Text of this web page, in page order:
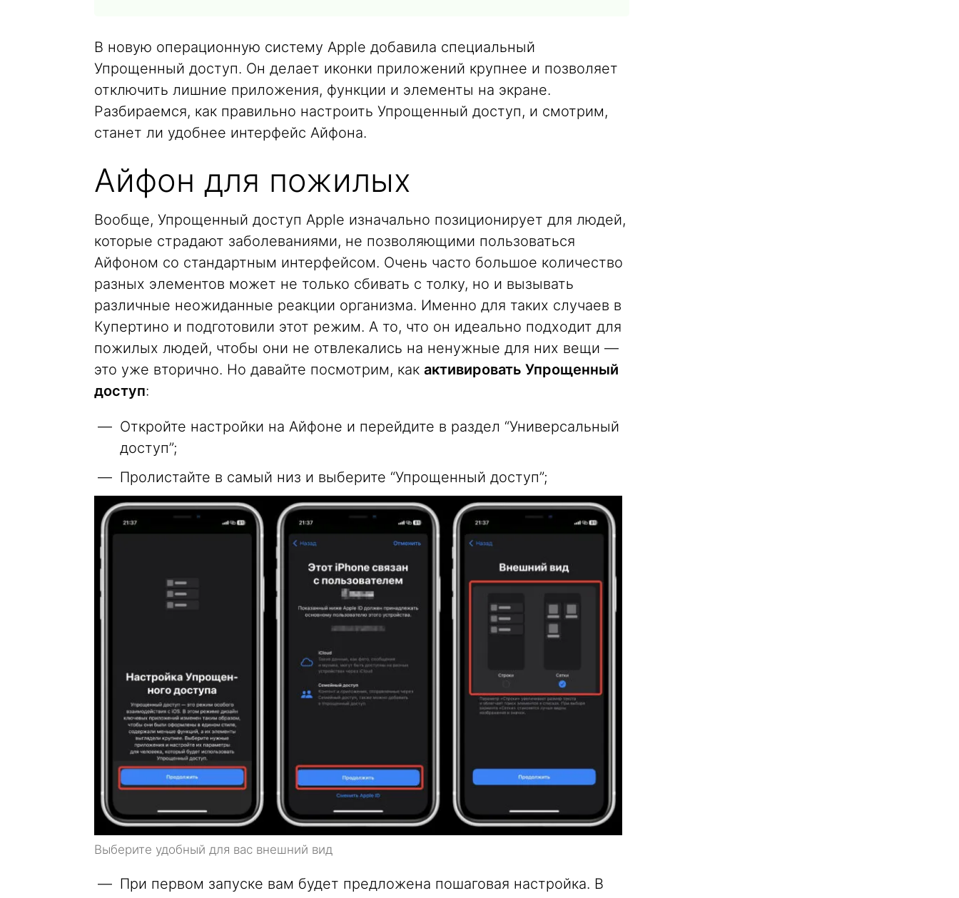
В новую операционную систему Apple добавила специальный
Упрощенный доступ. Он делает иконки приложений крупнее и позволяет
отключить лишние приложения, функции и элементы на экране.
Разбираемся, как правильно настроить Упрощенный доступ, и смотрим,
станет ли удобнее интерфейс Айфона.
Айфон для пожилых
Вообще, Упрощенный доступ Apple изначально позиционирует для людей,
которые страдают заболеваниями, не позволяющими пользоваться
Айфоном со стандартным интерфейсом. Очень часто большое количество
разных элементов может не только сбивать с толку, но и вызывать
различные неожиданные реакции организма. Именно для таких случаев в
Купертино и подготовили этот режим. А то, что он идеально подходит для
пожилых людей, чтобы они не отвлекались на ненужные для них вещи —
это уже вторично. Но давайте посмотрим, как активировать Упрощенный
доступ:
Откройте настройки на Айфоне и перейдите в раздел “Универсальный
доступ”;
Пролистайте в самый низ и выберите “Упрощенный доступ”;
Выберите удобный для вас внешний вид
При первом запуске вам будет предложена пошаговая настройка. В